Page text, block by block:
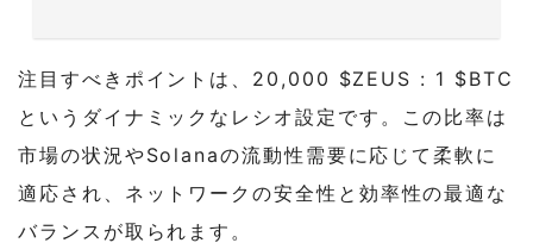
注目すべきポイントは、20,000 $ZEUS : 1 $BTC
というダイナミックなレシオ設定です。この比率は
市場の状況やSolanaの流動性需要に応じて柔軟に
適応され、ネットワークの安全性と効率性の最適な
バランスが取られます。